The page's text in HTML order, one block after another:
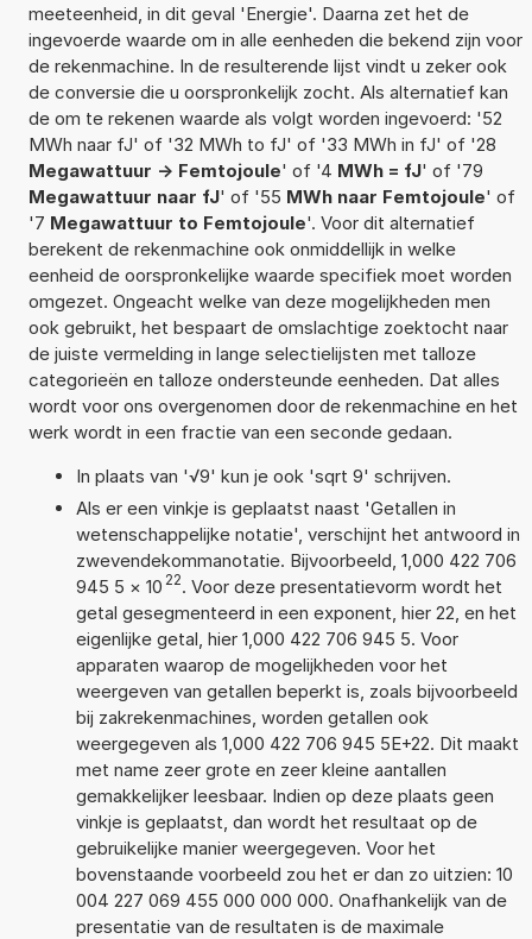
meeteenheid, in dit geval 'Energie'. Daarna zet het de
ingevoerde waarde om in alle eenheden die bekend zijn voor
de rekenmachine. In de resulterende lijst vindt u zeker ook
de conversie die u oorspronkelijk zocht. Als alternatief kan
de om te rekenen waarde als volgt worden ingevoerd: '52
MWh naar fJ' of '32 MWh to fJ' of '33 MWh in fJ' of '28
Megawattuur -> Femtojoule' of '4 MWh = fJ' of '79
Megawattuur naar fJ' of '55 MWh naar Femtojoule' of
'7 Megawattuur to Femtojoule'. Voor dit alternatief
berekent de rekenmachine ook onmiddellijk in welke
eenheid de oorspronkelijke waarde specifiek moet worden
omgezet. Ongeacht welke van deze mogelijkheden men
ook gebruikt, het bespaart de omslachtige zoektocht naar
de juiste vermelding in lange selectielijsten met talloze
categorieën en talloze ondersteunde eenheden. Dat alles
wordt voor ons overgenomen door de rekenmachine en het
werk wordt in een fractie van een seconde gedaan.
In plaats van '√9' kun je ook 'sqrt 9' schrijven.
Als er een vinkje is geplaatst naast 'Getallen in
wetenschappelijke notatie', verschijnt het antwoord in
zwevendekommanotatie. Bijvoorbeeld, 1,000 422 706
945 5 × 10 22. Voor deze presentatievorm wordt het
getal gesegmenteerd in een exponent, hier 22, en het
eigenlijke getal, hier 1,000 422 706 945 5. Voor
apparaten waarop de mogelijkheden voor het
weergeven van getallen beperkt is, zoals bijvoorbeeld
bij zakrekenmachines, worden getallen ook
weergegeven als 1,000 422 706 945 5E+22. Dit maakt
met name zeer grote en zeer kleine aantallen
gemakkelijker leesbaar. Indien op deze plaats geen
vinkje is geplaatst, dan wordt het resultaat op de
gebruikelijke manier weergegeven. Voor het
bovenstaande voorbeeld zou het er dan zo uitzien: 10
004 227 069 455 000 000 000. Onafhankelijk van de
presentatie van de resultaten is de maximale